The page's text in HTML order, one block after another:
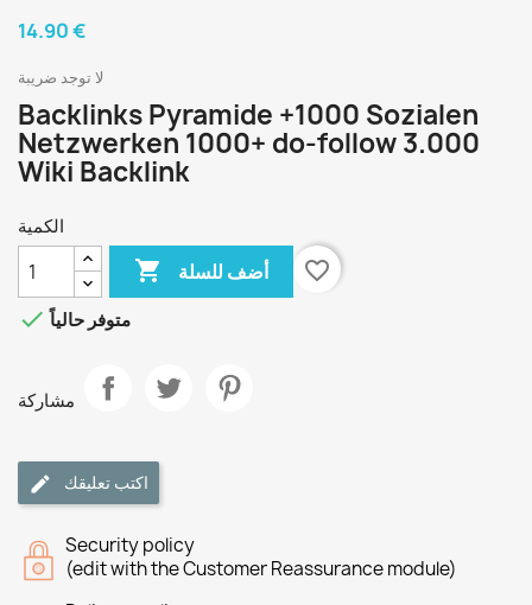
14.90 €
لا توجد ضريبة
Backlinks Pyramide +1000 Sozialen
Netzwerken 1000+ do-follow 3.000
Wiki Backlink
الكمية
 أضف للسلة
favorite_border
 متوفر حالياً
مشاركة
اكتب تعليقك
Security policy
(edit with the Customer Reassurance module)